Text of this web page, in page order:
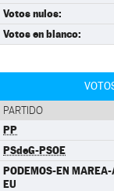
Votos nulos:
Votos en blanco:
PARTIDO
PP
PSdeG-PSOE
PODEMOS-EN
EU